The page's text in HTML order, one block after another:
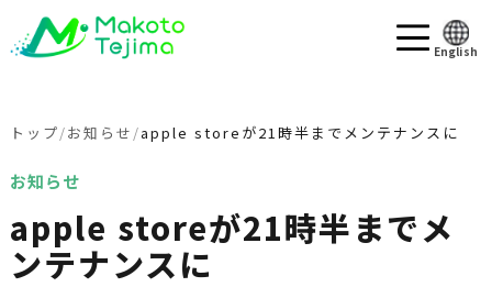
English
トップ お知らせ apple storeが21時半までメンテナンスに
お知らせ
apple storeが21時半までメ
ンテナンスに